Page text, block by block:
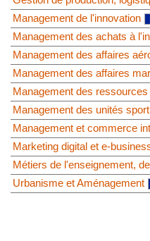
Management de l'innovation
Management des achats à
Management des affaires
Management des affaires
Management des
Management des unités
Management et commerce
Marketing digital et e-
Métiers de l'enseignement,
Urbanisme et Aménagement